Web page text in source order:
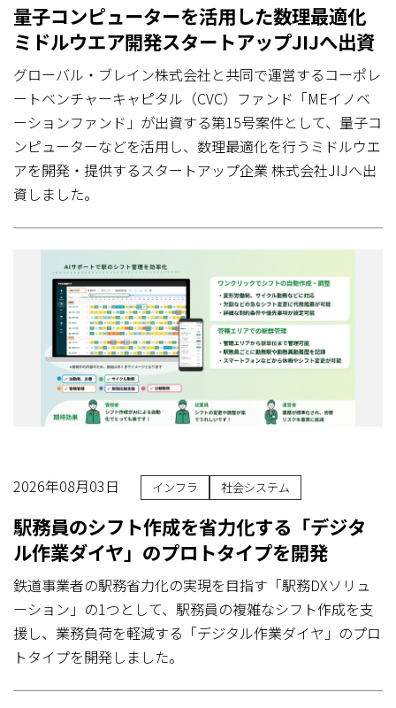
量子コンピューターを活用した数理最適化
ミドルウエア開発スタートアップJIJへ出資
グローバル・ブレイン株式会社と共同で運営するコーポレ
ートベンチャーキャピタル（CVC）ファンド「MEイノベ
ーションファンド」が出資する第15号案件として、量子コ
ンピューターなどを活用し、数理最適化を行うミドルウエ
アを開発・提供するスタートアップ企業 株式会社JIJへ出
資しました。
2026年08月03日 インフラ 社会システム
駅務員のシフト作成を省力化する「デジタ
ル作業ダイヤ」のプロトタイプを開発
鉄道事業者の駅務省力化の実現を目指す「駅務DXソリュ
ーション」の1つとして、駅務員の複雑なシフト作成を支
援し、業務負荷を軽減する「デジタル作業ダイヤ」のプロ
トタイプを開発しました。